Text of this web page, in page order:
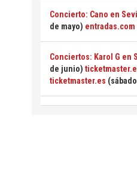
Concierto: Cano en
de mayo) entradas.com
Conciertos: Karol G en
de junio)
ticketmaster.es